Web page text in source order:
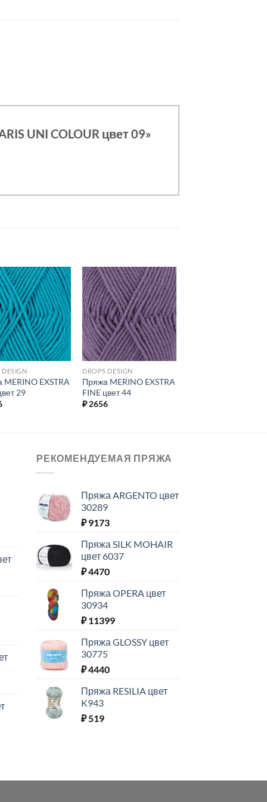
UNI COLOUR цвет 09»
Добавить в
избранное.
DESIGN
MERINO EXSTRA
29
Добавить в
избранное.
DROPS DESIGN
Пряжа MERINO EXSTRA
FINE цвет 44
₽2656
РЕКОМЕНДУЕМАЯ ПРЯЖА
Пряжа ARGENTO цвет
30289
₽9173
Пряжа SILK MOHAIR
цвет 6037
₽4470
Пряжа OPERA цвет
30934
₽11399
Пряжа GLOSSY цвет
30775
₽4440
Пряжа RESILIA цвет
K943
₽519